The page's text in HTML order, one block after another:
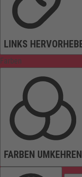
LINKS
Farben
FARBEN UMKEHREN